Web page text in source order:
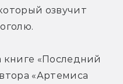
озвучит
книге «Последний
«Артемиса